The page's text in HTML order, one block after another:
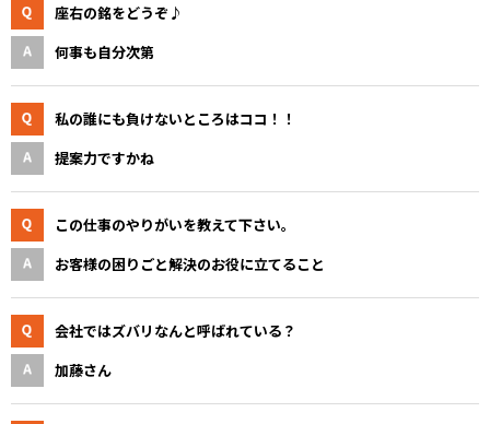
座右の銘をどうぞ♪
何事も自分次第
私の誰にも負けないところはココ！！
提案力ですかね
この仕事のやりがいを教えて下さい。
お客様の困りごと解決のお役に立てること
会社ではズバリなんと呼ばれている？
加藤さん